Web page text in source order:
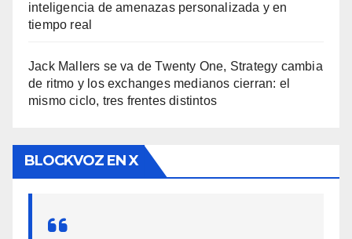
inteligencia de amenazas personalizada y en
tiempo real
Jack Mallers se va de Twenty One, Strategy cambia
de ritmo y los exchanges medianos cierran: el
mismo ciclo, tres frentes distintos
BLOCKVOZ EN X